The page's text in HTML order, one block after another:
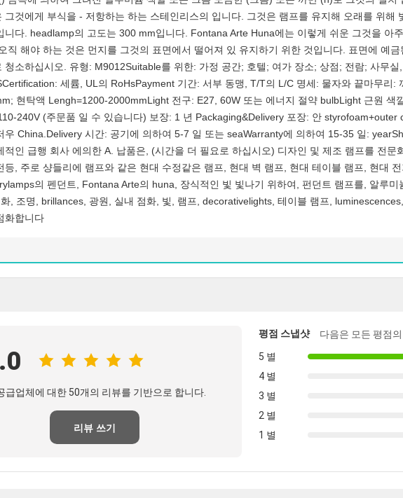
그것에게 부식을 - 저항하는 하는 스테인리스의 입니다. 그것은 램프를 유지해 오래를 위해
니다. headlamp의 고도는 300 mm입니다. Fontana Arte Huna에는 이렇게 쉬운 그것을 아
직 해야 하는 것은 먼지를 그것의 표면에서 떨어져 있 유지하기 위한 것입니다. 표면에 예
청소하십시오. 유형: M9012Suitable를 위한: 가정 공간; 호텔; 여가 장소; 상점; 전람; 사무
세륨, UL의 RoHsPayment 기간: 서부 동맹, T/T의 L/C 명세: 물자와 끝마무리:
현탁액 Lengh=1200-2000mmLight 전구: E27, 60W 또는 에너지 절약 bulbLight 근원 색
240V (주문품 일 수 있습니다) 보장: 1 년 Packaging&Delivery 포장: 안 styrofoam+outer
우 China.Delivery 시간: 공기에 의하여 5-7 일 또는 seaWarranty에 의하여 15-35 일:
적인 급행 회사 에의한 A. 납품은, (시간을 더 필요로 하십시오) 디자인 및 제조 램프를 전
등, 주로 샹들리에 램프와 같은 현대 수정같은 램프, 현대 벽 램프, 현대 테이블 램프, 현대
의 펜던트, Fontana Arte의 huna, 장식적인 빛 빛나기 위하여, 펀던트 램프를, 알루
, 조명, brillances, 광원, 실내 점화, 빛, 램프, decorativelights, 테이블 램프,
화합니다
급업체에 대한 50개의 리뷰를 기반으로 합니다.
리뷰 쓰기
평점 스냅샷
다음은 모든 평점
5 별
4 별
3 별
2 별
1 별